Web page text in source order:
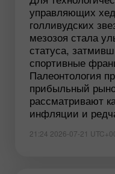
управляющих
голливудских
мезозоя стала
статуса,
спортивные
Палеонтология
прибыльный
рассматривают
инфляции и
21:24 2026-07-21